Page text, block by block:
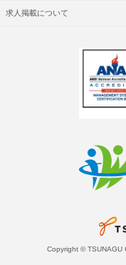
求人掲載について
Copyright © TSUNAGU